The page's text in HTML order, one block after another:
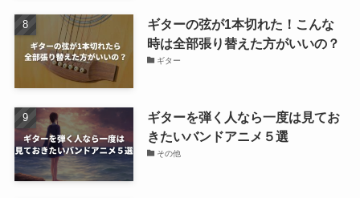
ギターの弦が1本切れた！こんな
時は全部張り替えた方がいいの？
ギター
ギターを弾く人なら一度は見てお
きたいバンドアニメ５選
その他